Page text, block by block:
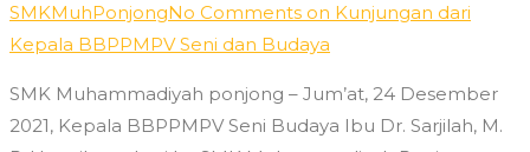
SMKMuhPonjongNo Comments on Kunjungan dari
Kepala BBPPMPV Seni dan Budaya
SMK Muhammadiyah ponjong – Jum’at, 24 Desember
2021, Kepala BBPPMPV Seni Budaya Ibu Dr. Sarjilah, M.